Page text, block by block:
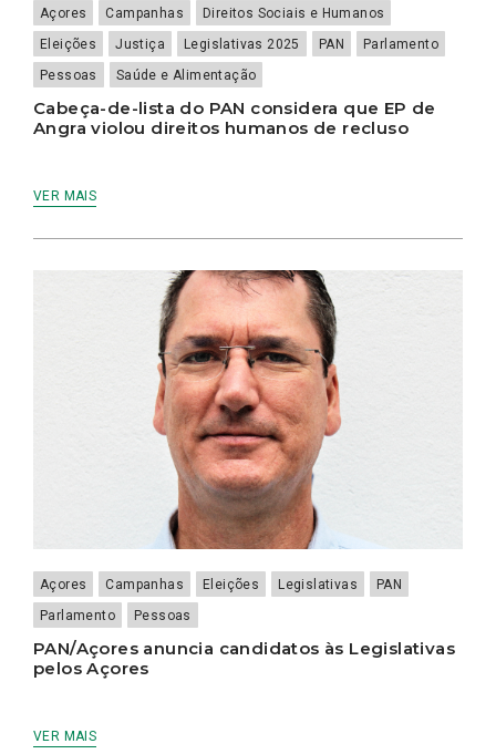
Açores Campanhas
Direitos Sociais e Humanos
Eleições
Justiça Legislativas 2025 PAN
Parlamento
Pessoas
Saúde e Alimentação
Cabeça-de-lista do PAN considera que EP de
Angra violou direitos humanos de recluso
VER MAIS
Açores Campanhas Eleições Legislativas
PAN
Parlamento
Pessoas
PAN/Açores anuncia candidatos às Legislativas
pelos Açores
VER MAIS